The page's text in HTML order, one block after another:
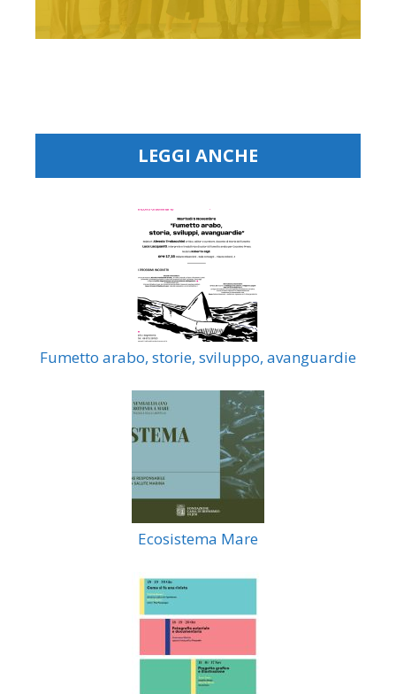
LEGGI ANCHE
Fumetto arabo, storie, sviluppo, avanguardie
Ecosistema Mare